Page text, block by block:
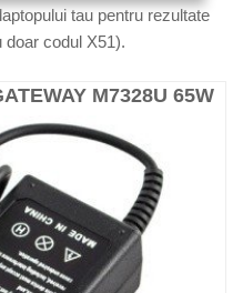
tau pentru rezultate
codul X51).
M7328U 65W